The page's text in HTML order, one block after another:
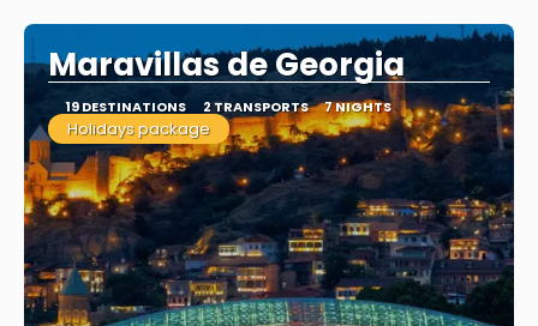
Maravillas de Georgia
19 DESTINATIONS 2 TRANSPORTS 7 NIGHTS
Holidays package